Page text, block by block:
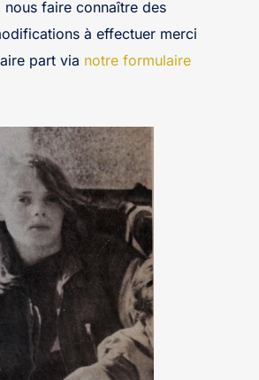
faire connaître des
à effectuer merci
part via notre formulaire